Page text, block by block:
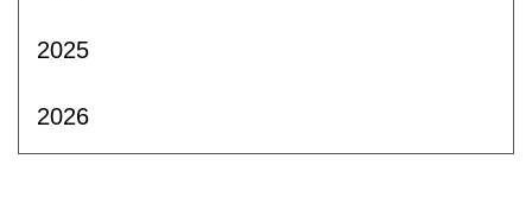
2025
2026